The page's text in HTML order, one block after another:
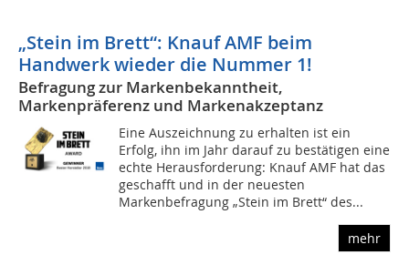
„Stein im Brett“: Knauf AMF beim
Handwerk wieder die Nummer 1!
Befragung zur Markenbekanntheit,
Markenpräferenz und Markenakzeptanz
Eine Auszeichnung zu erhalten ist ein
Erfolg, ihn im Jahr darauf zu bestätigen eine
echte Herausforderung: Knauf AMF hat das
geschafft und in der neuesten
Markenbefragung „Stein im Brett“ des...
mehr